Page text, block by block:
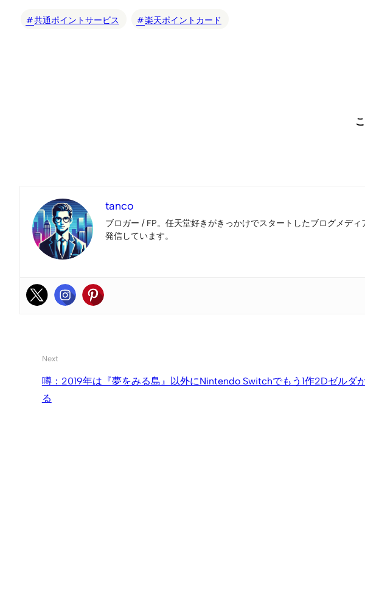
共通ポイントサービス 楽天ポイントカード
tanco
ブロガー / FP。任天堂好きがきっかけでスタートしたブログメデ
発信しています。
Next
噂：2019年は『夢をみる島』以外にNintendo Switchでもう1作2Dゼルダ
る